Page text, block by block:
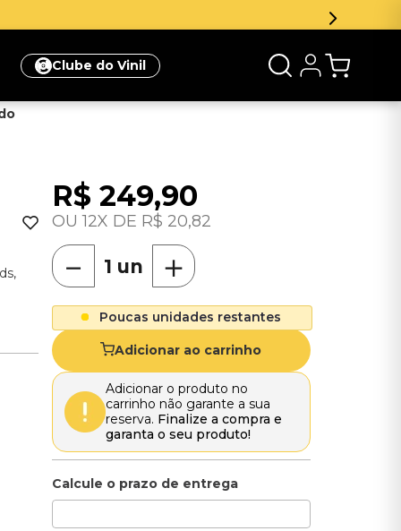
Clube do Vinil
R$ 249,90
12 R$ 20,82
＋
－
Poucas unidades restantes
Adicionar ao carrinho
Adicionar o produto no
carrinho não garante a sua
reserva. Finalize a compra e
garanta o seu produto!